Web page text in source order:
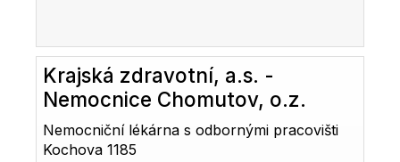
Krajská zdravotní, a.s. -
Nemocnice Chomutov, o.z.
Nemocniční lékárna s odbornými pracovišti
Kochova 1185